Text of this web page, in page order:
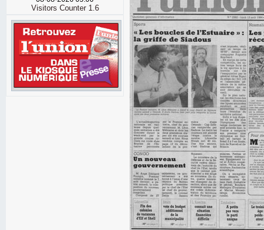
Visitors Counter 1.6